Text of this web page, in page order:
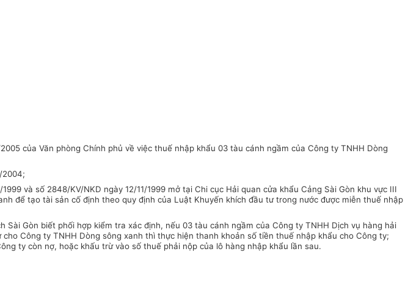
của Văn phòng Chính phủ về việc thuế nhập khẩu 03 tàu cánh ngầm của Công ty TNHH Dòng
2004;
và số 2848/KV/NKD ngày 12/11/1999 mở tại Chi cục Hải quan cửa khẩu Cảng Sài Gòn khu vực III
để tạo tài sản cố định theo quy định của Luật Khuyến khích đầu tư trong nước được miễn thuế nhập
Gòn biết phối hợp kiểm tra xác định, nếu 03 tàu cánh ngầm của Công ty TNHH Dịch vụ hàng hải
Công ty TNHH Dòng sông xanh thì thực hiện thanh khoản số tiền thuế nhập khẩu cho Công ty;
ty còn nợ, hoặc khấu trừ vào số thuế phải nộp của lô hàng nhập khẩu lần sau.